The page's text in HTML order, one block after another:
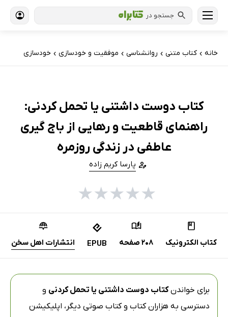
جستجو در
خانه › کتاب‌ متنی › روانشناسی › موفقیت و خودسازی › خودسازی
کتاب دوست داشتنی یا تحمل کردنی:
راهنمای قاطعیت و رهایی از باج گیری
عاطفی در زندگی روزمره
پارسا کریم زاده
★
★
★
★
★
کتاب الکترونیک 208 صفحه EPUB انتشارات اهل سخن
برای خواندنکتاب دوست داشتنی یا تحمل کردنی و
دسترسی به هزاران کتاب و کتاب صوتی دیگر، اپلیکیشن